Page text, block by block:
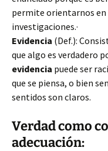
permite orientarnos en
investigaciones.·
Evidencia (Def.):
que algo es verdadero
evidencia puede ser
que se piensa, o bien
sentidos son claros.
Verdad como
adecuación: